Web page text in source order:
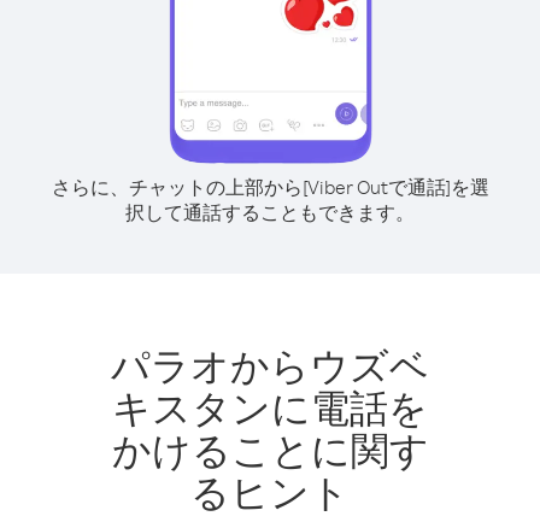
さらに、チャットの上部から[Viber Outで通話]を選
択して通話することもできます。
パラオからウズベ
キスタンに電話を
かけることに関す
るヒント